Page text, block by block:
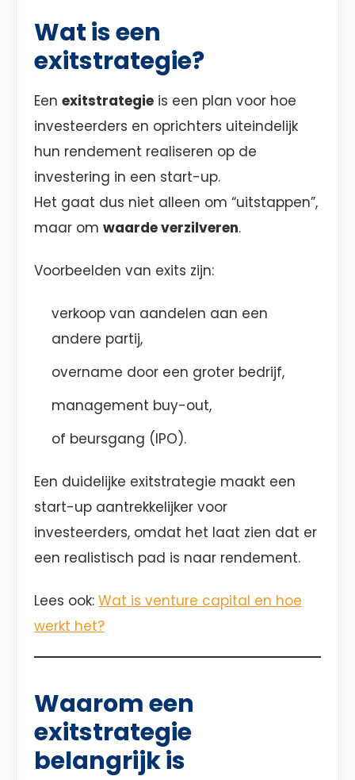
Wat is een
exitstrategie?
Een exitstrategie is een plan voor hoe
investeerders en oprichters uiteindelijk
hun rendement realiseren op de
investering in een start-up.
Het gaat dus niet alleen om “uitstappen”,
maar om waarde verzilveren.
Voorbeelden van exits zijn:
verkoop van aandelen aan een
andere partij,
overname door een groter bedrijf,
management buy-out,
of beursgang (IPO).
Een duidelijke exitstrategie maakt een
start-up aantrekkelijker voor
investeerders, omdat het laat zien dat er
een realistisch pad is naar rendement.
Lees ook: Wat is venture capital en hoe
werkt het?
Waarom een
exitstrategie
belangrijk is